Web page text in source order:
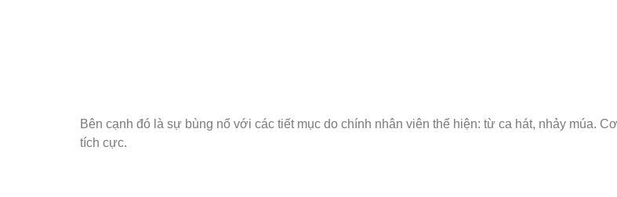
Bên cạnh đó là sự bùng nổ với các tiết mục do chính nhân viên thể hiện: từ ca hát, nhảy múa.
tích cực.